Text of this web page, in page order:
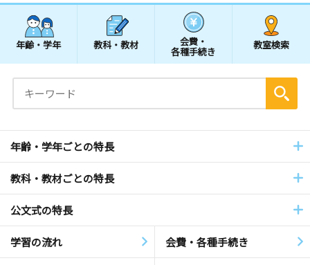
年齢・学年 教科・教材 会費・
各種手続き
教室検索
年齢・学年ごとの特長
教科・教材ごとの特長
公文式の特長
学習の流れ 会費・各種手続き